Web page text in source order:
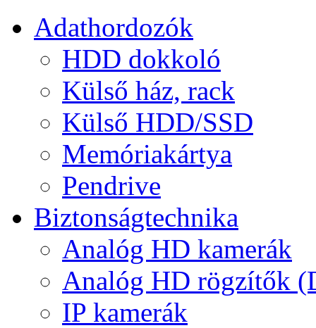
Adathordozók
HDD dokkoló
Külső ház, rack
Külső HDD/SSD
Memóriakártya
Pendrive
Biztonságtechnika
Analóg HD kamerák
Analóg HD rögzítők
IP kamerák